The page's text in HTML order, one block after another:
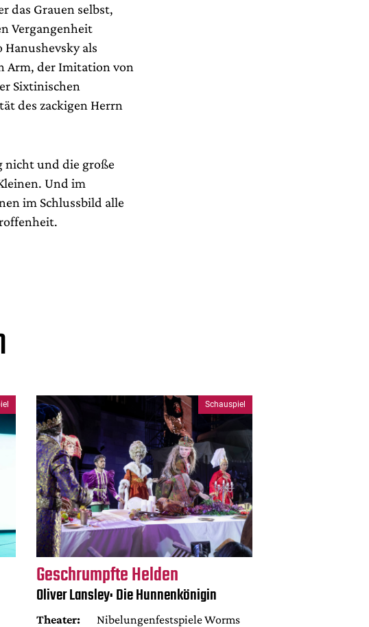
das Grauen selbst,
Vergangenheit
als
Arm, der Imitation von
Sixtinischen
des zackigen Herrn
nicht und die große
Und im
im Schlussbild alle
Schauspiel
Geschrumpfte Helden
Oliver Lansley: Die Hunnenkönigin
Theater:
Nibelungenfestspiele Worms